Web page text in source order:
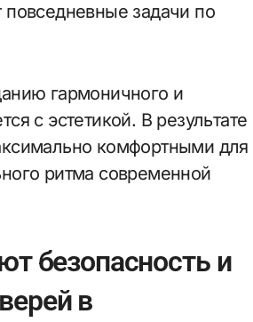
повседневные задачи по
гармоничного и
с эстетикой. В результате
комфортными для
ритма современной
безопасность и
в